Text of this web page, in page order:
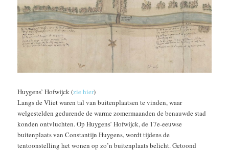
Huygens’ Hofwijck (zie hier)
Langs de Vliet waren tal van buitenplaatsen te vinden, waar
welgestelden gedurende de warme zomermaanden de benauwde stad
konden ontvluchten. Op Huygens’ Hofwijck, de 17e-eeuwse
buitenplaats van Constantijn Huygens, wordt tijdens de
tentoonstelling het wonen op zo’n buitenplaats belicht. Getoond